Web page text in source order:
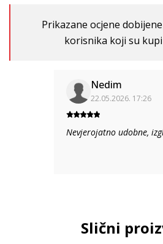
Prikazane ocjene
korisnika koji su
Nedim
22.05.2026. 17:26
Nevjerojatno udobne,
Slični